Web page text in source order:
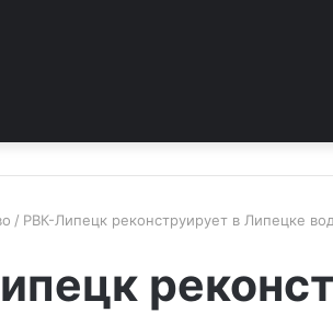
/ РВК-Липецк реконструирует в Липецке